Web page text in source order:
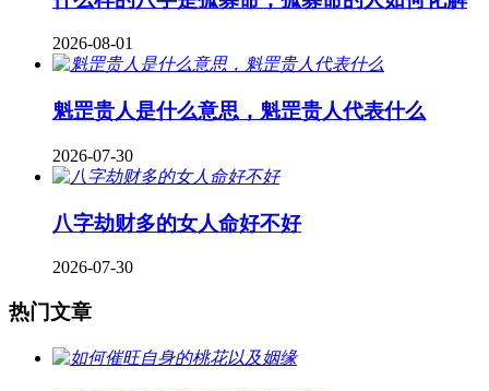
2026-08-01
魁罡贵人是什么意思，魁罡贵人代表什么
2026-07-30
八字劫财多的女人命好不好
2026-07-30
热门文章